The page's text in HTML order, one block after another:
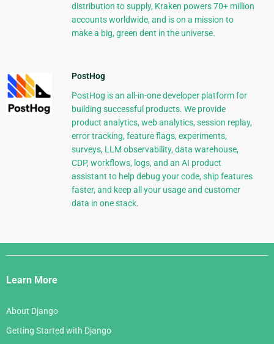
distribution to supply, Kraken powers 70+ million
accounts worldwide, and is on a mission to
make a big, green dent in the universe.
PostHog
PostHog is an all-in-one developer platform for
building successful products. We provide
product analytics, web analytics, session replay,
error tracking, feature flags, experiments,
surveys, LLM observability, data warehouse,
CDP, workflows, logs, and an AI product
assistant to help debug your code, ship features
faster, and keep all your usage and customer
data in one stack.
Django
Links
Learn More
About Django
Getting Started with Django